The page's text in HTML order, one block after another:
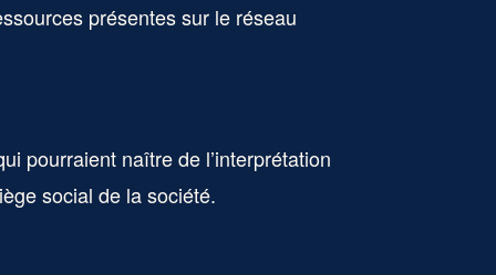
présentes sur le réseau
pourraient naître de l’interprétation
social de la société.